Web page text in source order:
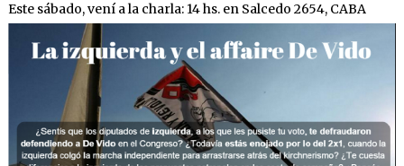
Este sábado, vení a la charla: 14 hs. en Salcedo 2654, CABA